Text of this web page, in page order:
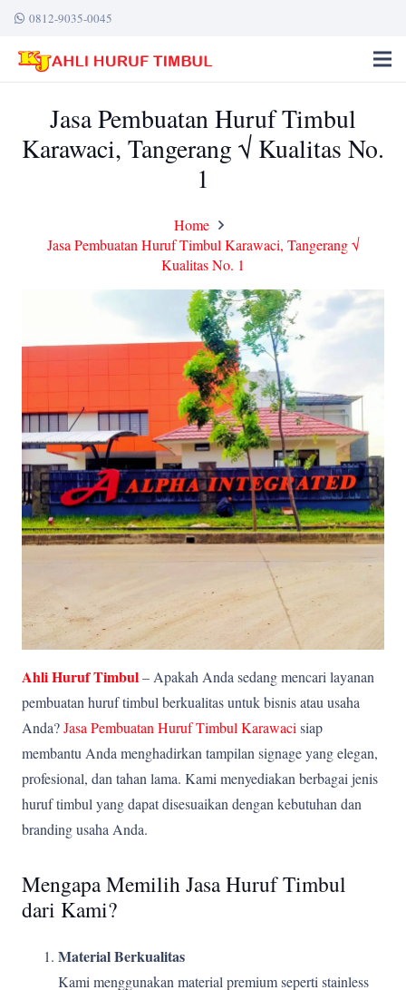
0812-9035-0045
Jasa Pembuatan Huruf Timbul
Karawaci, Tangerang √ Kualitas No.
1
Home
Jasa Pembuatan Huruf Timbul Karawaci, Tangerang √
Kualitas No. 1
Ahli Huruf Timbul– Apakah Anda sedang mencari layanan
pembuatan huruf timbul berkualitas untuk bisnis atau usaha
Anda?Jasa Pembuatan Huruf Timbul Karawaci siap
membantu Anda menghadirkan tampilan signage yang elegan,
profesional, dan tahan lama. Kami menyediakan berbagai jenis
huruf timbul yang dapat disesuaikan dengan kebutuhan dan
branding usaha Anda.
Mengapa Memilih Jasa Huruf Timbul
dari Kami?
Material Berkualitas
Kami menggunakan material premium seperti stainless